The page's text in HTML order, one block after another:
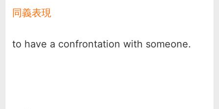
同義表現
to have a confrontation with someone.